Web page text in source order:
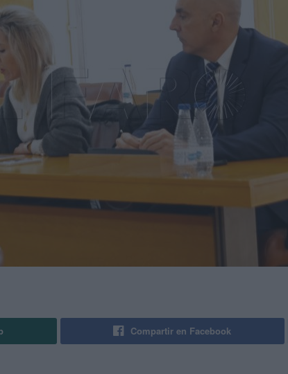
Compartir en Facebook